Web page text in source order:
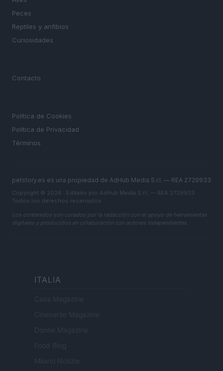
Peces
Reptiles y anfibios
Curiosidades
Contacto
Política de Cookies
Política de Privacidad
Términos
petstory.es es una propiedad de AdHub Media S.r.l. — REA 2729933
Copyright © 2026 · Editado por AdHub Media S.r.l. — REA 2729933
Todos los derechos reservados
Los contenidos son curados por la redacción con el apoyo de herramientas
digitales y producidos en colaboración con autores independientes.
ITALIA
Casa Magazine
Cineverse Magazine
Donne Magazine
Food Blog
Milano Notizie